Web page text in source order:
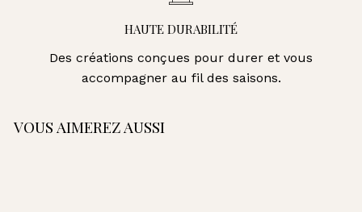
HAUTE DURABILITÉ
Des créations conçues pour durer et vous
accompagner au fil des saisons.
VOUS AIMEREZ AUSSI